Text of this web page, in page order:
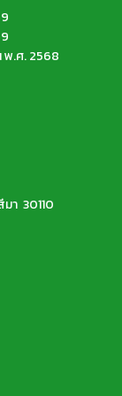
พ.ศ. 2568
า 30110